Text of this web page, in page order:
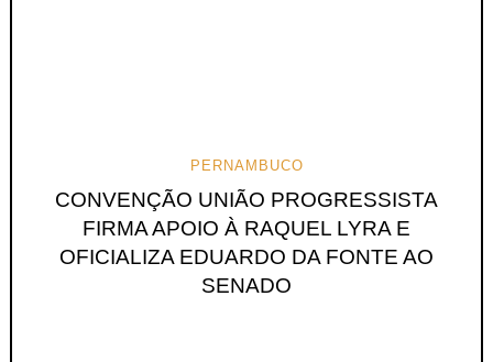
PERNAMBUCO
CONVENÇÃO UNIÃO PROGRESSISTA
FIRMA APOIO À RAQUEL LYRA E
OFICIALIZA EDUARDO DA FONTE AO
SENADO